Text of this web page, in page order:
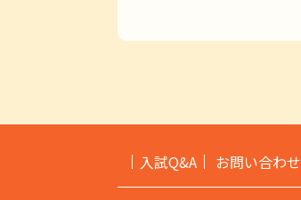
入試Q&A お問い合わせ